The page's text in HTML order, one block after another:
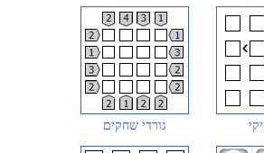
גורדי שחקים